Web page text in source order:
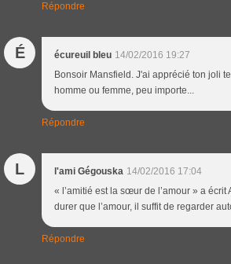
Répondre
É écureuil bleu 14/02/2016 19:27
Bonsoir Mansfield. J'ai apprécié ton joli
homme ou femme, peu importe...
Répondre
L l'ami Gégouska 14/02/2016 17:04
« l’amitié est la sœur de l’amour » a
durer que l’amour, il suffit de regarder
Répondre